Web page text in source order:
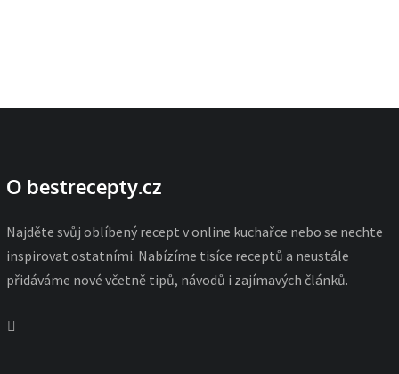
O bestrecepty.cz
Najděte svůj oblíbený recept v online kuchařce nebo se nechte
inspirovat ostatními. Nabízíme tisíce receptů a neustále
přidáváme nové včetně tipů, návodů i zajímavých článků.